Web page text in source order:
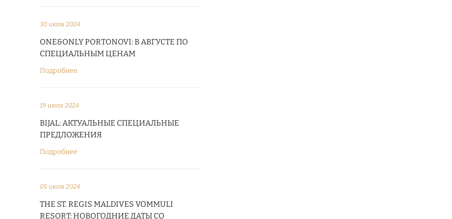
30 июля 2024
ONE&ONLY PORTONOVI: В АВГУСТЕ ПО
СПЕЦИАЛЬНЫМ ЦЕНАМ
Подробнее
19 июля 2024
BIJAL: АКТУАЛЬНЫЕ СПЕЦИАЛЬНЫЕ
ПРЕДЛОЖЕНИЯ
Подробнее
05 июля 2024
THE ST. REGIS MALDIVES VOMMULI
RESORT: НОВОГОДНИЕ ДАТЫ СО